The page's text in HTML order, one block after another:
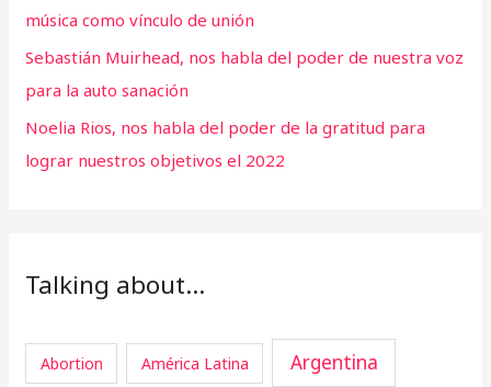
música como vínculo de unión
Sebastián Muirhead, nos habla del poder de nuestra voz
para la auto sanación
Noelia Rios, nos habla del poder de la gratitud para
lograr nuestros objetivos el 2022
Talking about…
Abortion América Latina Argentina